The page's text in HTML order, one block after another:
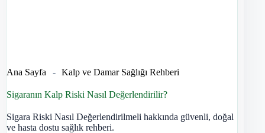
Ana Sayfa - Kalp ve Damar Sağlığı Rehberi
Sigaranın Kalp Riski Nasıl Değerlendirilir?
Sigara Riski Nasıl Değerlendirilmeli hakkında güvenli, doğal
ve hasta dostu sağlık rehberi.